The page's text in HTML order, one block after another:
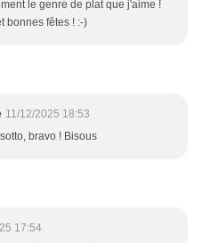
le genre de plat que j'aime !
bonnes fêtes ! :-)
11/12/2025 18:53
bravo ! Bisous
17:54